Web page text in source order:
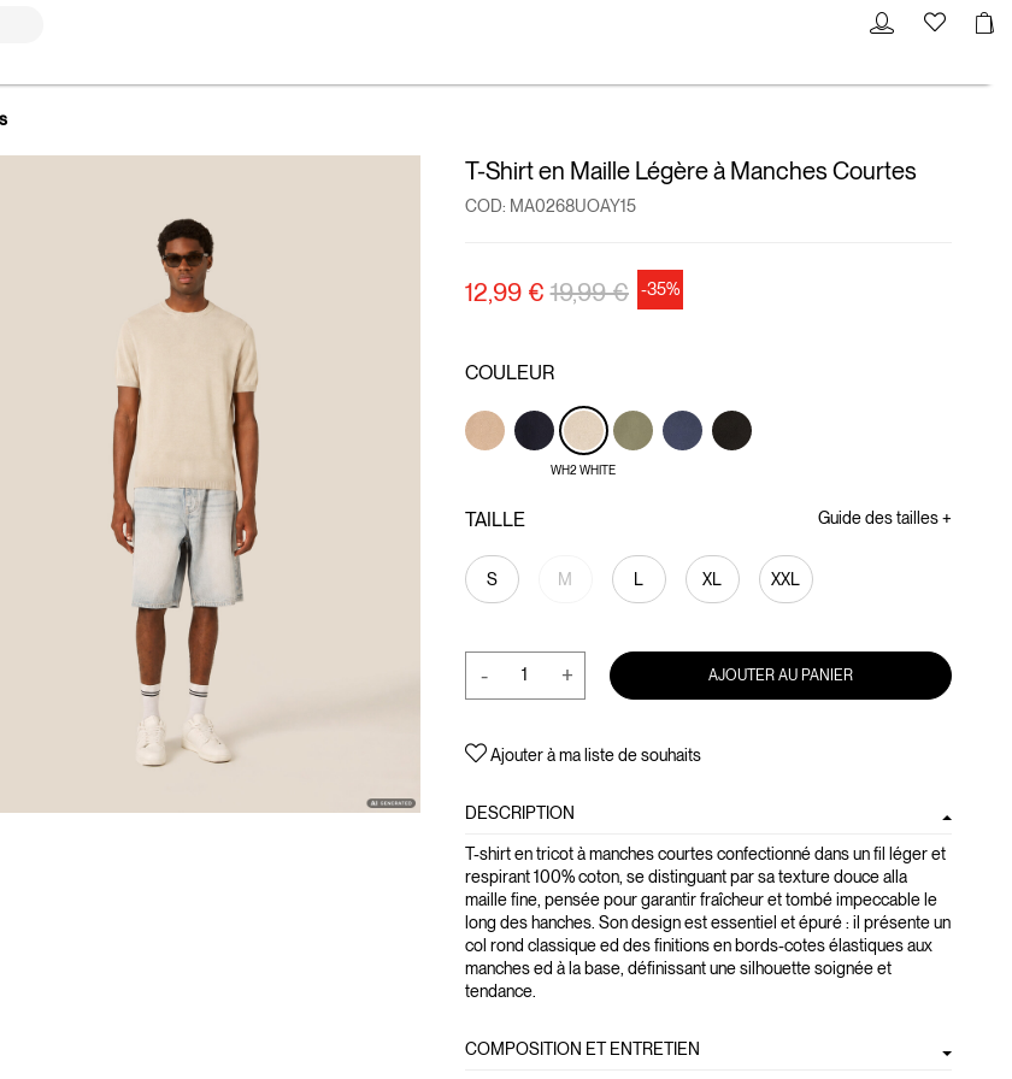
T-Shirt en Maille Légère à Manches Courtes
COD: MA0268UOAY15
12,99 €Prix réduit de
19,99 €à -35%
COULEUR
WH2 WHITE
TAILLE
S M L XL XXL
Guide des tailles +
- + AJOUTER AU PANIER
Ajouter à ma liste de souhaits
DESCRIPTION
T-shirt en tricot à manches courtes confectionné dans un fil léger et
respirant 100% coton, se distinguant par sa texture douce alla
maille fine, pensée pour garantir fraîcheur et tombé impeccable le
long des hanches. Son design est essentiel et épuré : il présente un
col rond classique ed des finitions en bords-cotes élastiques aux
manches ed à la base, définissant une silhouette soignée et
tendance.
COMPOSITION ET ENTRETIEN